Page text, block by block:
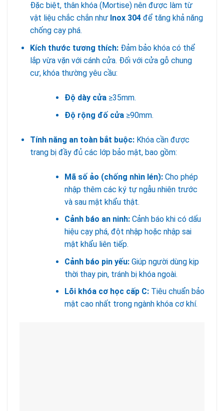
Đặc biệt, thân khóa (Mortise) nên được làm từ
vật liệu chắc chắn như Inox 304để tăng khả năng
chống cạy phá.
Kích thước tương thích:Đảm bảo khóa có thể
lắp vừa vặn với cánh cửa. Đối với cửa gỗ chung
cư, khóa thường yêu cầu:
Độ dày cửa≥35mm.
Độ rộng đố cửa≥90mm.
Tính năng an toàn bắt buộc:Khóa cần được
trang bị đầy đủ các lớp bảo mật, bao gồm:
Mã số ảo (chống nhìn lén):Cho phép
nhập thêm các ký tự ngẫu nhiên trước
và sau mật khẩu thật.
Cảnh báo an ninh:Cảnh báo khi có dấu
hiệu cạy phá, đột nhập hoặc nhập sai
mật khẩu liên tiếp.
Cảnh báo pin yếu:Giúp người dùng kịp
thời thay pin, tránh bị khóa ngoài.
Lõi khóa cơ học cấp C:Tiêu chuẩn bảo
mật cao nhất trong ngành khóa cơ khí.